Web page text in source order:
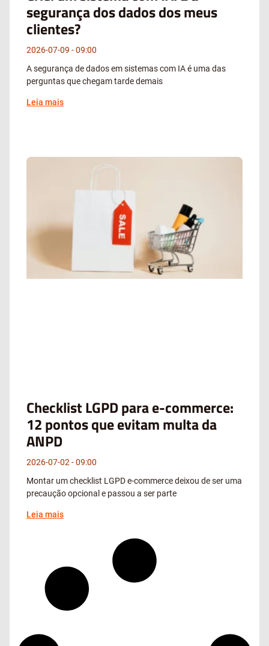
segurança dos dados dos meus
clientes?
2026-07-09
09:00
A segurança de dados em sistemas com IA é uma das
perguntas que chegam tarde demais
Leia mais
Checklist LGPD para e-commerce:
12 pontos que evitam multa da
ANPD
2026-07-02
09:00
Montar um checklist LGPD e-commerce deixou de ser uma
precaução opcional e passou a ser parte
Leia mais